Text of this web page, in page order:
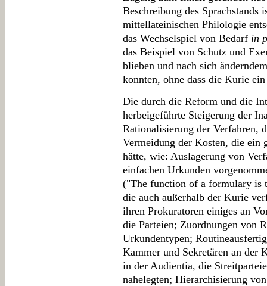
Beschreibung des Sprachstands
mittellateinischen Philologie
das Wechselspiel von Bedarf in
das Beispiel von Schutz und
blieben und nach sich
konnten, ohne dass die Kurie
Die durch die Reform und die
herbeigeführte Steigerung der
Rationalisierung der Verfahren,
Vermeidung der Kosten, die ein
hätte, wie: Auslagerung von
einfachen Urkunden
("The function of a formulary is
die auch außerhalb der Kurie
ihren Prokuratoren einiges an
die Parteien; Zuordnungen von
Urkundentypen;
Kammer und Sekretären an der
in der Audientia, die
nahelegten; Hierarchisierung